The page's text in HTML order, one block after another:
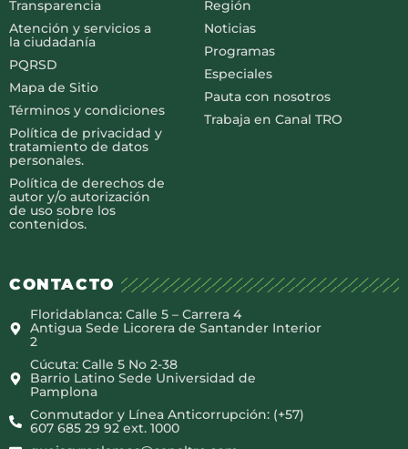
Transparencia
Atención y servicios a
la ciudadanía
PQRSD
Mapa de Sitio
Términos y condiciones
Política de privacidad y
tratamiento de datos
personales.
Política de derechos de
autor y/o autorización
de uso sobre los
contenidos.
Región
Noticias
Programas
Especiales
Pauta con nosotros
Trabaja en Canal TRO
CONTACTO
Floridablanca: Calle 5 – Carrera 4
Antigua Sede Licorera de Santander Interior
2
Cúcuta: Calle 5 No 2-38
Barrio Latino Sede Universidad de
Pamplona
Conmutador y Línea Anticorrupción: (+57)
607 685 29 92 ext. 1000